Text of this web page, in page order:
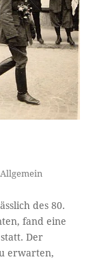
Allgemein
des 80.
fand eine
Der
erwarten,